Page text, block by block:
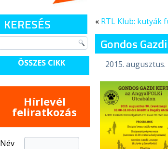
KERESÉS
ÖSSZES CIKK
Hírlevél
feliratkozás
Név
« RTL Klub: kutyák
Gondos
2015. augusztus.